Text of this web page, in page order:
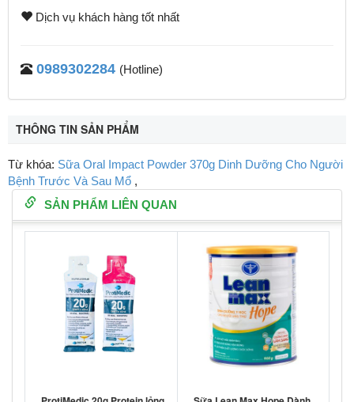
Dịch vụ khách hàng tốt nhất
0989302284 (Hotline)
THÔNG TIN SẢN PHẨM
Từ khóa: Sữa Oral Impact Powder 370g Dinh Dưỡng Cho Người
Bệnh Trước Và Sau Mổ ,
SẢN PHẨM LIÊN QUAN